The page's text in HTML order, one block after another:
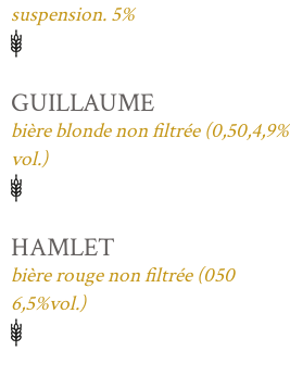
suspension. 5%
GUILLAUME
bière blonde non filtrée (0,50,4,9%
vol.)
HAMLET
bière rouge non filtrée (050
6,5%vol.)